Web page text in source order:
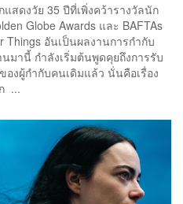
สดงวัย 35 ปีที่เพิ่งคว้ารางวัลนัก
Globe Awards และ BAFTAs
Things อันเป็นผลงานการกำกับ
มานี้ กำลังเริ่มต้นพูดคุยถึงการรับ
งผู้กำกับคนเดิมแล้ว นั่นคือเรื่อง
...